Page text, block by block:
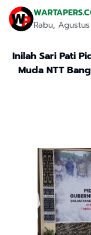
Rabu,
Inilah Sari Pati
Muda NTT